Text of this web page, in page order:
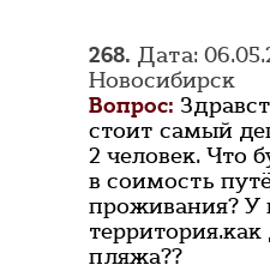
268. Дата:
Новосибирск
Вопрос:
стоит самый
2 человек. Что
в соимость
проживания? У
пляжа??